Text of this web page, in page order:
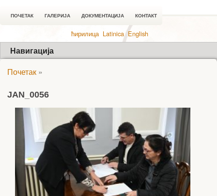
ПОЧЕТАК ГАЛЕРИЈА ДОКУМЕНТАЦИЈА КОНТАКТ
ћирилица Latinica English
Навигација
Почетак »
JAN_0056